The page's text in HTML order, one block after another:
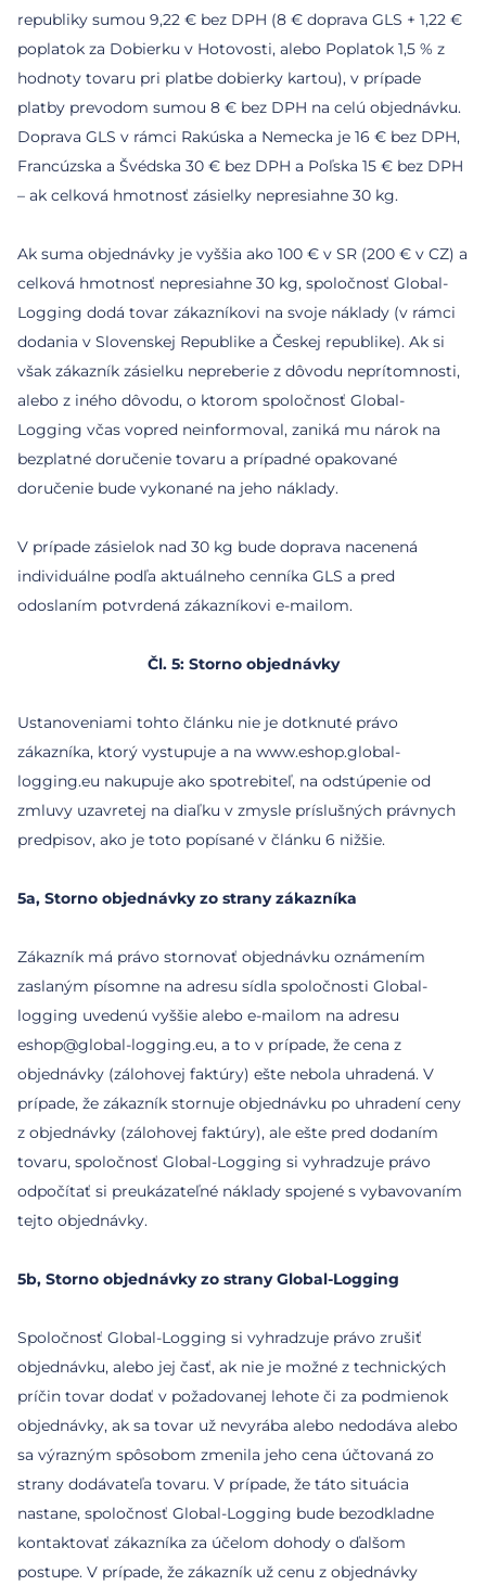
republiky sumou 9,22 € bez DPH (8 € doprava GLS + 1,22 €
poplatok za Dobierku v Hotovosti, alebo Poplatok 1,5 % z
hodnoty tovaru pri platbe dobierky kartou), v prípade
platby prevodom sumou 8 € bez DPH na celú objednávku.
Doprava GLS v rámci Rakúska a Nemecka je 16 € bez DPH,
Francúzska a Švédska 30 € bez DPH a Poľska 15 € bez DPH
– ak celková hmotnosť zásielky nepresiahne 30 kg.
Ak suma objednávky je vyššia ako 100 € v SR (200 € v CZ) a
celková hmotnosť nepresiahne 30 kg, spoločnosť Global-
Logging dodá tovar zákazníkovi na svoje náklady (v rámci
dodania v Slovenskej Republike a Českej republike). Ak si
však zákazník zásielku nepreberie z dôvodu neprítomnosti,
alebo z iného dôvodu, o ktorom spoločnosť Global-
Logging včas vopred neinformoval, zaniká mu nárok na
bezplatné doručenie tovaru a prípadné opakované
doručenie bude vykonané na jeho náklady.
V prípade zásielok nad 30 kg bude doprava nacenená
individuálne podľa aktuálneho cenníka GLS a pred
Čl. 5: Storno objednávky
Ustanoveniami tohto článku nie je dotknuté právo
zákazníka, ktorý vystupuje a na www.eshop.global-
logging.eu nakupuje ako spotrebiteľ, na odstúpenie od
zmluvy uzavretej na diaľku v zmysle príslušných právnych
predpisov, ako je toto popísané v článku 6 nižšie.
5a, Storno objednávky zo strany zákazníka
Zákazník má právo stornovať objednávku oznámením
zaslaným písomne na adresu sídla spoločnosti Global-
logging uvedenú vyššie alebo e-mailom na adresu
eshop@global-logging.eu, a to v prípade, že cena z
objednávky (zálohovej faktúry) ešte nebola uhradená. V
prípade, že zákazník stornuje objednávku po uhradení ceny
z objednávky (zálohovej faktúry), ale ešte pred dodaním
tovaru, spoločnosť Global-Logging si vyhradzuje právo
odpočítať si preukázateľné náklady spojené s vybavovaním
tejto objednávky.
5b, Storno objednávky zo strany Global-Logging
Spoločnosť Global-Logging si vyhradzuje právo zrušiť
objednávku, alebo jej časť, ak nie je možné z technických
príčin tovar dodať v požadovanej lehote či za podmienok
objednávky, ak sa tovar už nevyrába alebo nedodáva alebo
sa výrazným spôsobom zmenila jeho cena účtovaná zo
strany dodávateľa tovaru. V prípade, že táto situácia
nastane, spoločnosť Global-Logging bude bezodkladne
kontaktovať zákazníka za účelom dohody o ďalšom
postupe. V prípade, že zákazník už cenu z objednávky